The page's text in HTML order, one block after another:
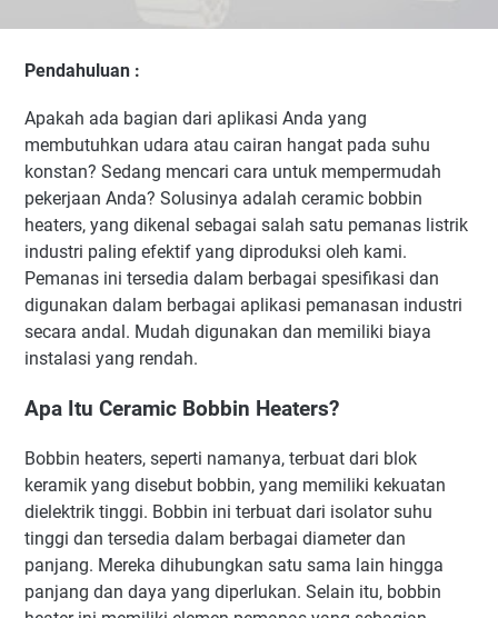
Pendahuluan :
Apakah ada bagian dari aplikasi Anda yang
membutuhkan udara atau cairan hangat pada suhu
konstan? Sedang mencari cara untuk mempermudah
pekerjaan Anda? Solusinya adalah ceramic bobbin
heaters, yang dikenal sebagai salah satu pemanas listrik
industri paling efektif yang diproduksi oleh kami.
Pemanas ini tersedia dalam berbagai spesifikasi dan
digunakan dalam berbagai aplikasi pemanasan industri
secara andal. Mudah digunakan dan memiliki biaya
instalasi yang rendah.
Apa Itu Ceramic Bobbin Heaters?
Bobbin heaters, seperti namanya, terbuat dari blok
keramik yang disebut bobbin, yang memiliki kekuatan
dielektrik tinggi. Bobbin ini terbuat dari isolator suhu
tinggi dan tersedia dalam berbagai diameter dan
panjang. Mereka dihubungkan satu sama lain hingga
panjang dan daya yang diperlukan. Selain itu, bobbin